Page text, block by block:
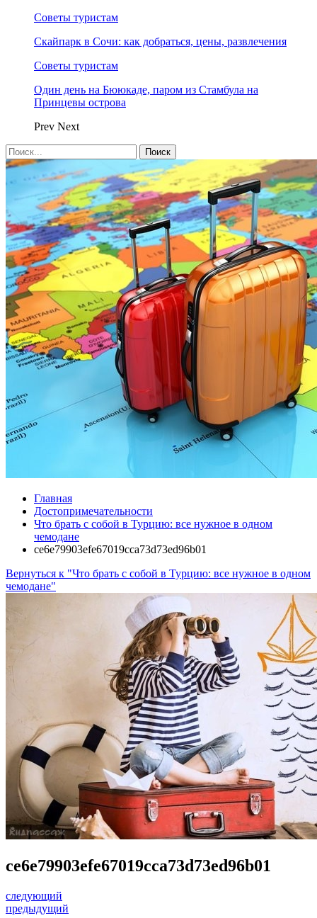
Советы туристам
Скайпарк в Сочи: как добраться, цены, развлечения
Советы туристам
Один день на Бююкаде, паром из Стамбула на
Принцевы острова
Prev Next
Главная
Достопримечательности
Что брать с собой в Турцию: все нужное в одном
чемодане
ce6e79903efe67019cca73d73ed96b01
Вернуться к "Что брать с собой в Турцию: все нужное в одном
чемодане"
ce6e79903efe67019cca73d73ed96b01
следующий
предыдущий